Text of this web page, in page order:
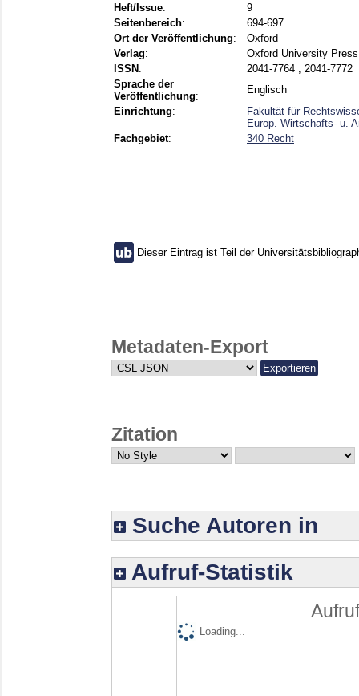
Heft/Issue:
9
Seitenbereich:
694-697
Ort der Veröffentlichung:
Oxford
Verlag:
Oxford University Press
ISSN :
2041-7764 , 2041-7772
Sprache der
Veröffentlichung:
Englisch
Einrichtung:
Fakultät für
Europ. Wirtschafts- u.
Fachgebiet: 340 Recht
Dieser Eintrag ist Teil der
Metadaten-Export
Zitation
Suche Autoren in
Aufruf-Statistik
Loading...